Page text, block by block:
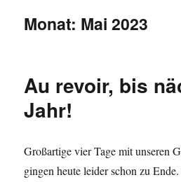
Monat: Mai 2023
Au revoir, bis
Jahr!
Großartige vier Tage mit unseren
gingen heute leider schon zu